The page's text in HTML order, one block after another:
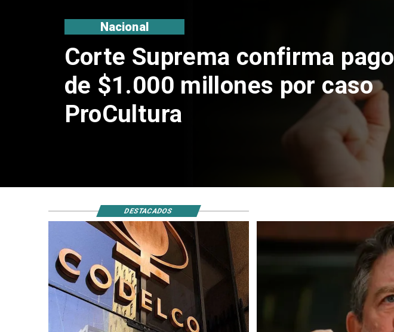
Corte Suprema confirma pago
de $1.000 millones por caso
ProCultura
Nacional
DESTACADOS